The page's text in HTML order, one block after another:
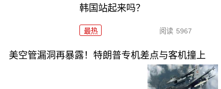
韩国站起来吗？
最热 阅读 5967
美空管漏洞再暴露！特朗普专机差点与客机撞上